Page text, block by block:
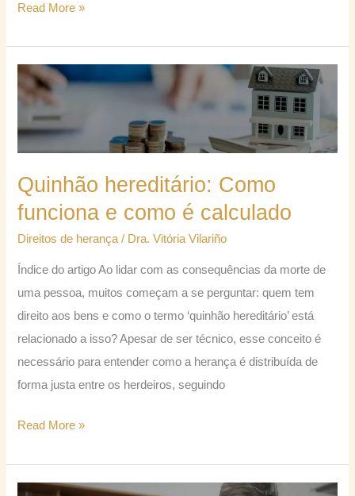
Read More »
Quinhão hereditário: Como
funciona e como é calculado
Direitos de herança / Dra. Vitória Vilariño
Índice do artigo Ao lidar com as consequências da morte de
uma pessoa, muitos começam a se perguntar: quem tem
direito aos bens e como o termo ‘quinhão hereditário’ está
relacionado a isso? Apesar de ser técnico, esse conceito é
necessário para entender como a herança é distribuída de
forma justa entre os herdeiros, seguindo
Quinhão
hereditário:
Como
funciona
como
é
calculado
Read More »
Afilhados